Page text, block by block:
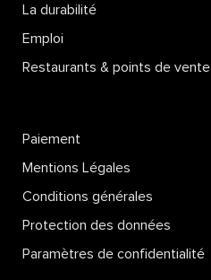
La durabilité
Emploi
Restaurants & points de vente
Paiement
Mentions Légales
Conditions générales
Protection des données
Paramètres de confidentialité